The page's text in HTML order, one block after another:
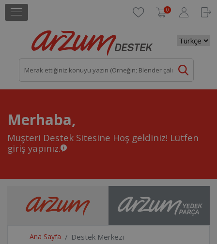
0
Merhaba,
Müşteri Destek Sitesine Hoş geldiniz! Lütfen
giriş yapınız.
Ana Sayfa Destek Merkezi